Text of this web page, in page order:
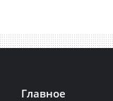
Главное